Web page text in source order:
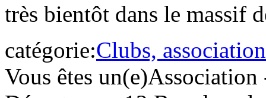
très bientôt dans le massif
catégorie:Clubs,
Vous êtes un(e)Association